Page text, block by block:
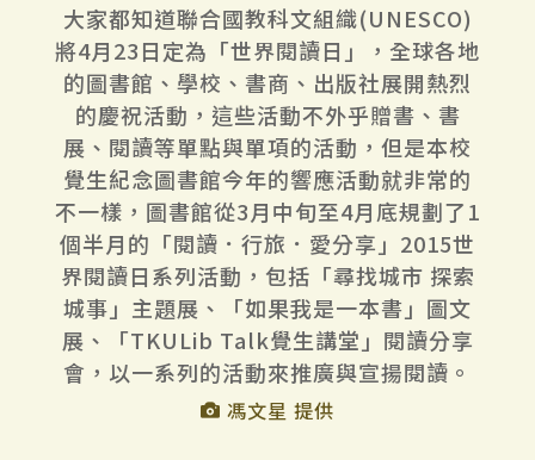
大家都知道聯合國教科文組織(UNESCO)
將4月23日定為「世界閱讀日」，全球各地
的圖書館、學校、書商、出版社展開熱烈
的慶祝活動，這些活動不外乎贈書、書
展、閱讀等單點與單項的活動，但是本校
覺生紀念圖書館今年的響應活動就非常的
不一樣，圖書館從3月中旬至4月底規劃了1
個半月的「閱讀．行旅．愛分享」2015世
界閱讀日系列活動，包括「尋找城市 探索
城事」主題展、「如果我是一本書」圖文
展、「TKULib Talk覺生講堂」閱讀分享
會，以一系列的活動來推廣與宣揚閱讀。
馮文星 提供